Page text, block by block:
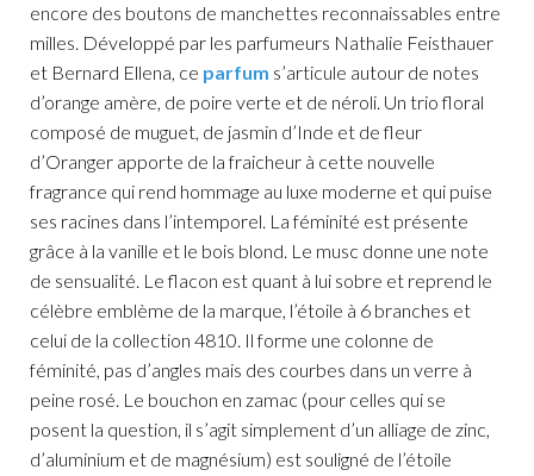
encore des boutons de manchettes reconnaissables entre
milles. Développé par les parfumeurs Nathalie Feisthauer
et Bernard Ellena, ce parfum s’articule autour de notes
d’orange amère, de poire verte et de néroli. Un trio floral
composé de muguet, de jasmin d’Inde et de fleur
d’Oranger apporte de la fraicheur à cette nouvelle
fragrance qui rend hommage au luxe moderne et qui puise
ses racines dans l’intemporel. La féminité est présente
grâce à la vanille et le bois blond. Le musc donne une note
de sensualité. Le flacon est quant à lui sobre et reprend le
célèbre emblème de la marque, l’étoile à 6 branches et
celui de la collection 4810. Il forme une colonne de
féminité, pas d’angles mais des courbes dans un verre à
peine rosé. Le bouchon en zamac (pour celles qui se
posent la question, il s’agit simplement d’un alliage de zinc,
d’aluminium et de magnésium) est souligné de l’étoile